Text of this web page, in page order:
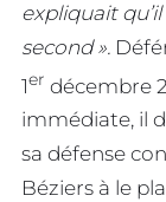
expliquait
second ».
1er décembre
immédiate, il
sa défense
Béziers à le